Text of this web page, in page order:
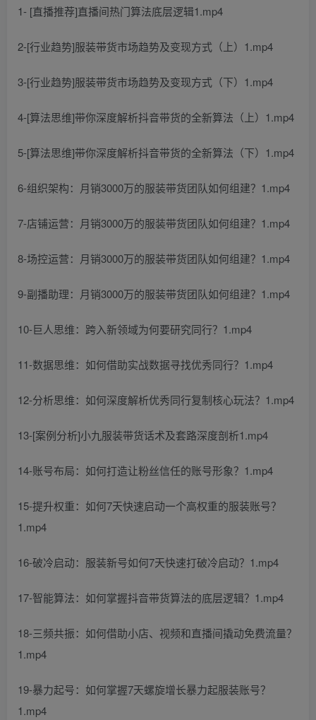
1- [直播推荐]直播间热门算法底层逻辑1.mp4
2-[行业趋势]服装带货市场趋势及变现方式（上）1.mp4
3-[行业趋势]服装带货市场趋势及变现方式（下）1.mp4
4-[算法思维]带你深度解析抖音带货的全新算法（上）1.mp4
5-[算法思维]带你深度解析抖音带货的全新算法（下）1.mp4
6-组织架构：月销3000万的服装带货团队如何组建？1.mp4
7-店铺运营：月销3000万的服装带货团队如何组建？1.mp4
8-场控运营：月销3000万的服装带货团队如何组建？1.mp4
9-副播助理：月销3000万的服装带货团队如何组建？1.mp4
10-巨人思维：跨入新领域为何要研究同行？1.mp4
11-数据思维：如何借助实战数据寻找优秀同行？1.mp4
12-分析思维：如何深度解析优秀同行复制核心玩法？1.mp4
13-[案例分析]小九服装带货话术及套路深度剖析1.mp4
14-账号布局：如何打造让粉丝信任的账号形象？1.mp4
15-提升权重：如何7天快速启动一个高权重的服装账号？
1.mp4
16-破冷启动：服装新号如何7天快速打破冷启动？1.mp4
17-智能算法：如何掌握抖音带货算法的底层逻辑？1.mp4
18-三频共振：如何借助小店、视频和直播间撬动免费流量？
1.mp4
19-暴力起号：如何掌握7天螺旋增长暴力起服装账号？
1.mp4